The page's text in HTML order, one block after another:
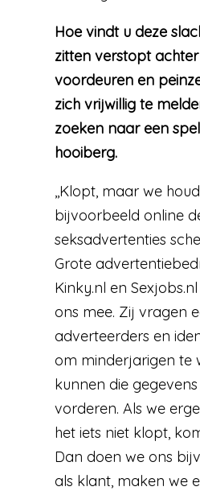
Hoe vindt u deze
zitten verstopt
voordeuren en
zich vrijwillig te
zoeken naar een
hooiberg.
,,Klopt, maar we
bijvoorbeeld online
seksadvertenties
Grote
Kinky.nl en
ons mee. Zij vragen
adverteerders en
om minderjarigen te
kunnen die
vorderen. Als we
het iets niet klopt,
Dan doen we ons
als klant, maken we